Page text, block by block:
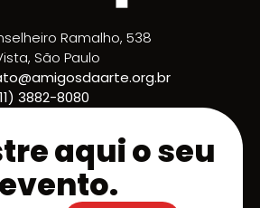
Ramalho, 538
São Paulo
3882-8080
aqui o seu
evento.